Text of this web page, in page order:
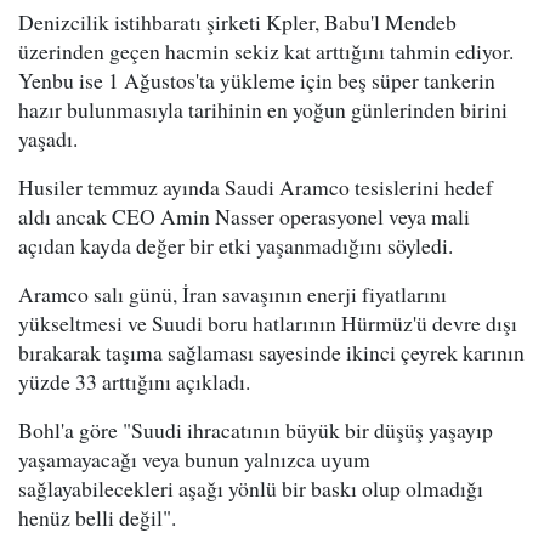
Denizcilik istihbaratı şirketi Kpler, Babu'l Mendeb
üzerinden geçen hacmin sekiz kat arttığını tahmin ediyor.
Yenbu ise 1 Ağustos'ta yükleme için beş süper tankerin
hazır bulunmasıyla tarihinin en yoğun günlerinden birini
yaşadı.
Husiler temmuz ayında Saudi Aramco tesislerini hedef
aldı ancak CEO Amin Nasser operasyonel veya mali
açıdan kayda değer bir etki yaşanmadığını söyledi.
Aramco salı günü, İran savaşının enerji fiyatlarını
yükseltmesi ve Suudi boru hatlarının Hürmüz'ü devre dışı
bırakarak taşıma sağlaması sayesinde ikinci çeyrek karının
yüzde 33 arttığını açıkladı.
Bohl'a göre "Suudi ihracatının büyük bir düşüş yaşayıp
yaşamayacağı veya bunun yalnızca uyum
sağlayabilecekleri aşağı yönlü bir baskı olup olmadığı
henüz belli değil".